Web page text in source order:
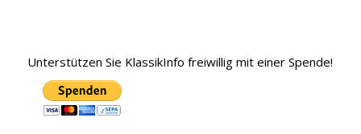
Unterstützen Sie KlassikInfo freiwillig mit einer Spende!